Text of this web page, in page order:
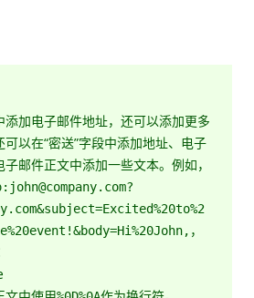
加电子邮件地址，还可以添加更多
以在“密送”字段中添加地址、电子
邮件正文中添加一些文本。例如，
，